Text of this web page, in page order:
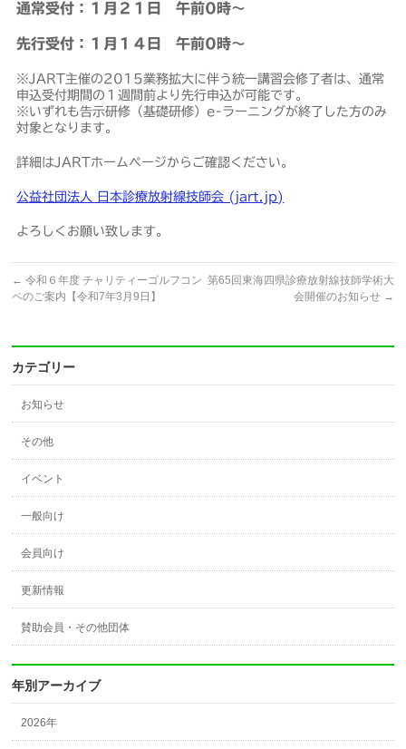
通常受付：１月２１日 午前0時～
先行受付：１月１４日 午前0時～
※JART主催の2015業務拡大に伴う統一講習会修了者は、通常
申込受付期間の１週間前より先行申込が可能です。
※いずれも告示研修（基礎研修）e-ラーニングが終了した方のみ
対象となります。
詳細はJARTホームページからご確認ください。
公益社団法人 日本診療放射線技師会 (jart.jp)
よろしくお願い致します。
← 令和６年度 チャリティーゴルフコン
ペのご案内【令和7年3月9日】
第65回東海四県診療放射線技師学術大
会開催のお知らせ →
カテゴリー
お知らせ
その他
イベント
一般向け
会員向け
更新情報
賛助会員・その他団体
年別アーカイブ
2026年